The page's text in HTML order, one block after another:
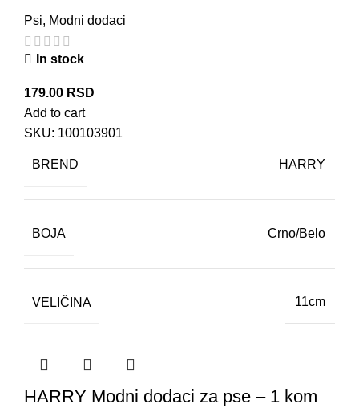
Psi, Modni dodaci
In stock
179.00 RSD
Add to cart
SKU: 100103901
BREND HARRY
BOJA Crno/Belo
VELIČINA 11cm
HARRY Modni dodaci za pse – 1 kom